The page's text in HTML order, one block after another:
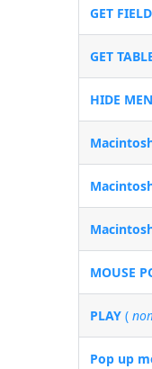
GET
GET
HIDE
MOUSE
PLAY (
Pop up